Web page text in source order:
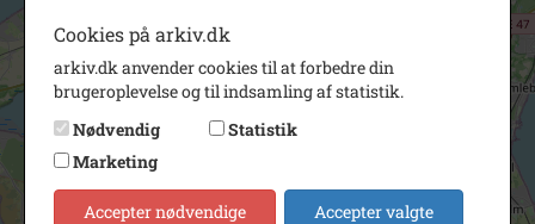
Cookies på arkiv.dk
arkiv.dk anvender cookies til at forbedre din
brugeroplevelse og til indsamling af statistik.
Nødvendig
Statistik
Marketing
Accepter nødvendige Accepter valgte